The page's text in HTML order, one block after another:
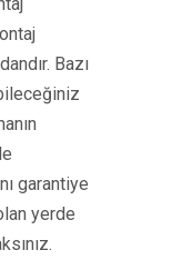
Bazı
garantiye
yerde